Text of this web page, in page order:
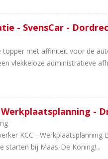
- SvensCar -
met affiniteit voor de
vlekkeloze administratieve
Werkplaatsplanning -
KCC -
starten bij Maas-De Koning!...